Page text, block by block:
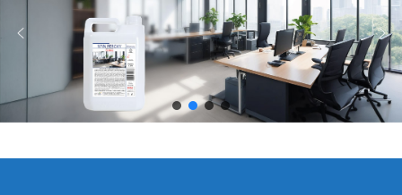
JOINT VENTURE
ÁREA DO DISTRIBUIDOR
PRODUTOS